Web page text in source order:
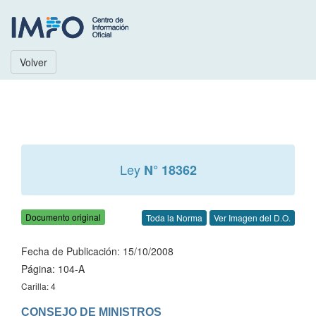
Volver
Ley N° 18362
Documento original Toda la Norma Ver Imagen del D.O.
Fecha de Publicación: 15/10/2008
Página: 104-A
Carilla: 4